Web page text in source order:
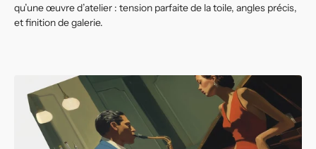
qu’une œuvre d’atelier : tension parfaite de la toile, angles précis,
et finition de galerie.